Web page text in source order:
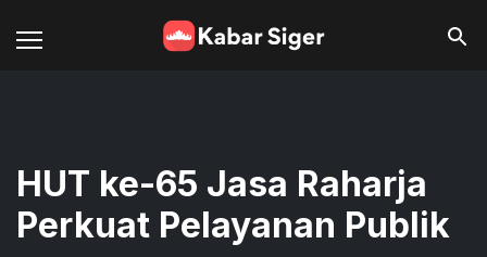
HUT ke-65 Jasa Raharja
Perkuat Pelayanan Publik